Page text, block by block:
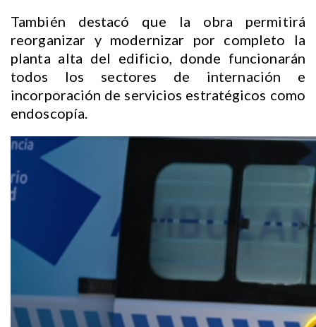
También destacó que la obra permitirá
reorganizar y modernizar por completo la
planta alta del edificio, donde funcionarán
todos los sectores de internación e
incorporación de servicios estratégicos como
endoscopía.